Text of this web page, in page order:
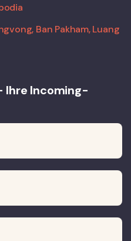
Ban Pakham, Luang
Ihre Incoming-